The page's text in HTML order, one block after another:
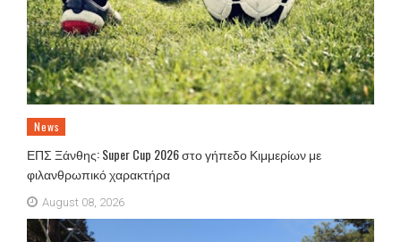
News
ΕΠΣ Ξάνθης: Super Cup 2026 στο γήπεδο Κιμμερίων με
φιλανθρωπικό χαρακτήρα
August 08, 2026